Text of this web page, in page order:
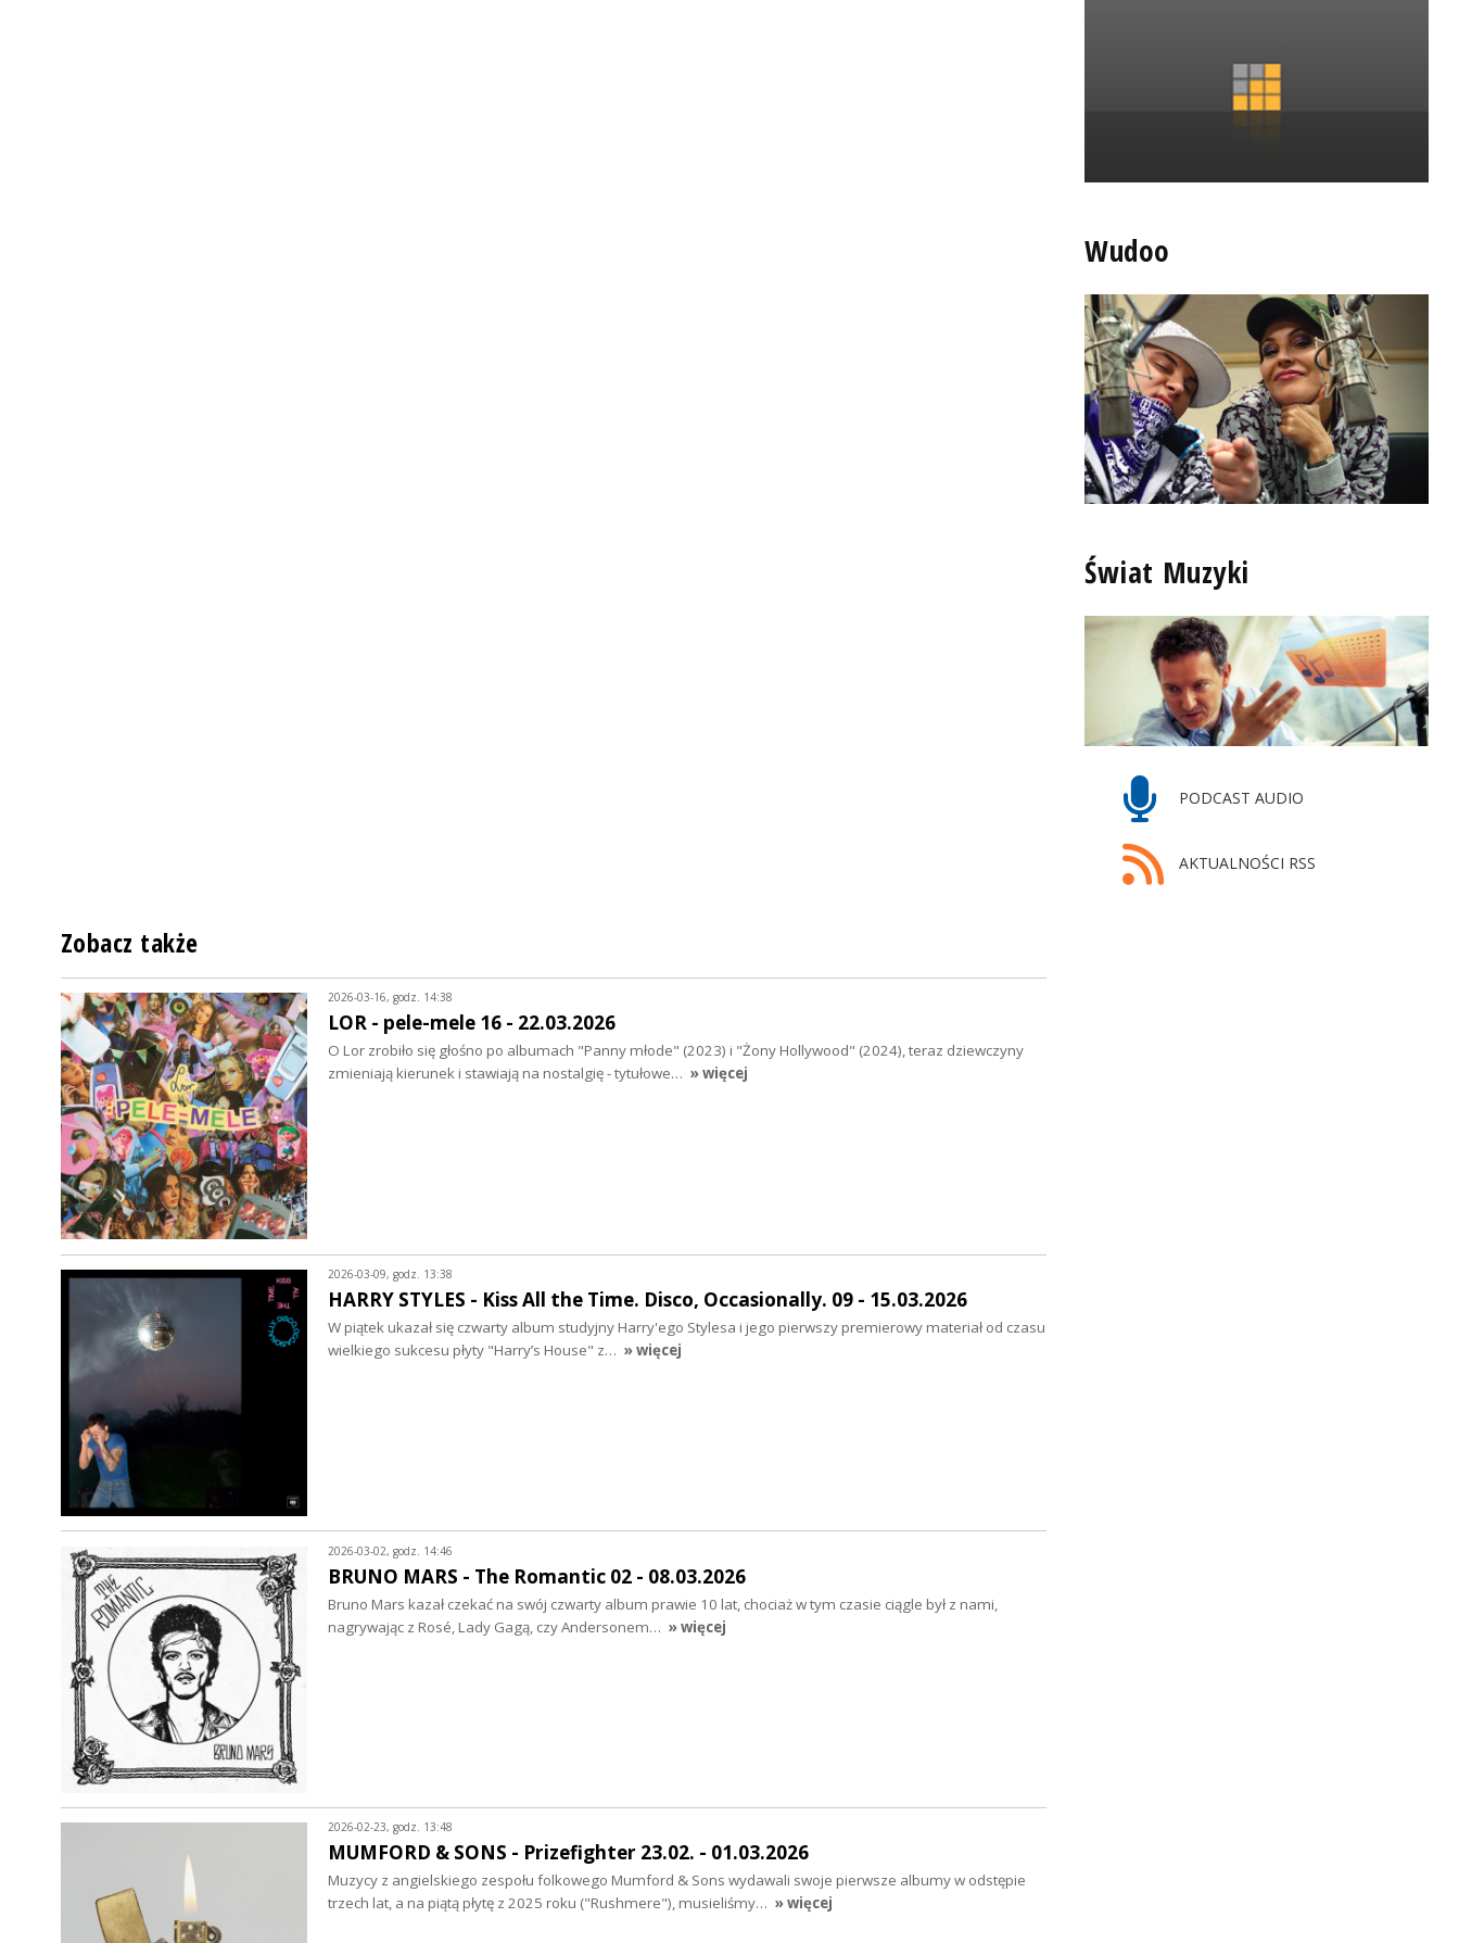
Wudoo
Świat Muzyki
PODCAST AUDIO
AKTUALNOŚCI RSS
Zobacz także
2026-03-16, godz. 14:38
LOR - pele-mele 16 - 22.03.2026
O Lor zrobiło się głośno po albumach "Panny młode" (2023) i "Żony Hollywood" (2024), teraz dziewczyny
zmieniają kierunek i stawiają na nostalgię - tytułowe… » więcej
2026-03-09, godz. 13:38
HARRY STYLES - Kiss All the Time. Disco, Occasionally. 09 - 15.03.2026
W piątek ukazał się czwarty album studyjny Harry'ego Stylesa i jego pierwszy premierowy materiał od czasu
wielkiego sukcesu płyty "Harry’s House" z… » więcej
2026-03-02, godz. 14:46
BRUNO MARS - The Romantic 02 - 08.03.2026
Bruno Mars kazał czekać na swój czwarty album prawie 10 lat, chociaż w tym czasie ciągle był z nami,
nagrywając z Rosé, Lady Gagą, czy Andersonem… » więcej
2026-02-23, godz. 13:48
MUMFORD & SONS - Prizefighter 23.02. - 01.03.2026
Muzycy z angielskiego zespołu folkowego Mumford & Sons wydawali swoje pierwsze albumy w odstępie
trzech lat, a na piątą płytę z 2025 roku ("Rushmere"), musieliśmy… » więcej